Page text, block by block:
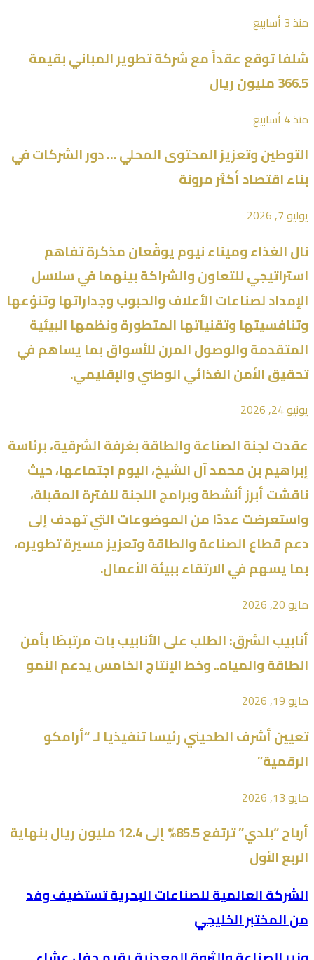
منذ 3 أسابيع
شلفا توقع عقداً مع شركة تطوير المباني بقيمة
366.5 مليون ريال
منذ 4 أسابيع
التوطين وتعزيز المحتوى المحلي … دور الشركات في
بناء اقتصاد أكثر مرونة
يوليو 7, 2026
نال الغذاء وميناء نيوم يوقّعان مذكرة تفاهم
استراتيجي للتعاون والشراكة بينهما في سلاسل
الإمداد لصناعات الأعلاف والحبوب وجداراتها وتنوّعها
وتنافسيتها وتقنياتها المتطورة ونظمها البيئية
المتقدمة والوصول المرن للأسواق بما يساهم في
تحقيق الأمن الغذائي الوطني والإقليمي.
يونيو 24, 2026
عقدت لجنة الصناعة والطاقة بغرفة الشرقية، برئاسة
إبراهيم بن محمد آل الشيخ، اليوم اجتماعها، حيث
ناقشت أبرز أنشطة وبرامج اللجنة للفترة المقبلة،
واستعرضت عددًا من الموضوعات التي تهدف إلى
دعم قطاع الصناعة والطاقة وتعزيز مسيرة تطويره،
بما يسهم في الارتقاء ببيئة الأعمال.
مايو 20, 2026
أنابيب الشرق: الطلب على الأنابيب بات مرتبطًا بأمن
الطاقة والمياه.. وخط الإنتاج الخامس يدعم النمو
مايو 19, 2026
تعيين أشرف الطحيني رئيسا تنفيذيا لـ “أرامكو
الرقمية”
مايو 13, 2026
أرباح “بلدي” ترتفع 85.5% إلى 12.4 مليون ريال بنهاية
الربع الأول
الشركة العالمية للصناعات البحرية تستضيف وفد
من المختبر الخليجي